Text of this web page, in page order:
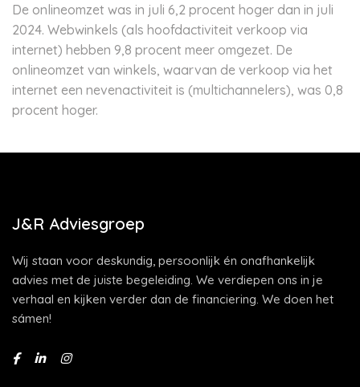
De onlineomzet was in juli 6,2 procent hoger dan in juli
2024. Webwinkels (als hoofdactiviteit verkoop via
internet) hebben 9,8 procent meer omgezet. De
onlineomzet van winkels, waarvan de verkoop via het
internet een nevenactiviteit is (multichannelers), was 0,8
procent hoger.
J&R Adviesgroep
Wij staan voor deskundig, persoonlijk én onafhankelijk
advies met de juiste begeleiding. We verdiepen ons in je
verhaal en kijken verder dan de financiering. We doen het
sámen!